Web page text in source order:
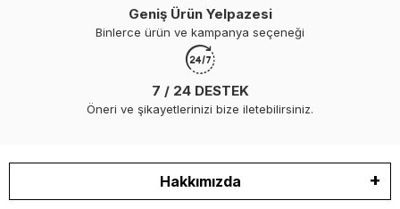
Geniş Ürün Yelpazesi
Binlerce ürün ve kampanya seçeneği
7 / 24 DESTEK
Öneri ve şikayetlerinizi bize iletebilirsiniz.
Hakkımızda